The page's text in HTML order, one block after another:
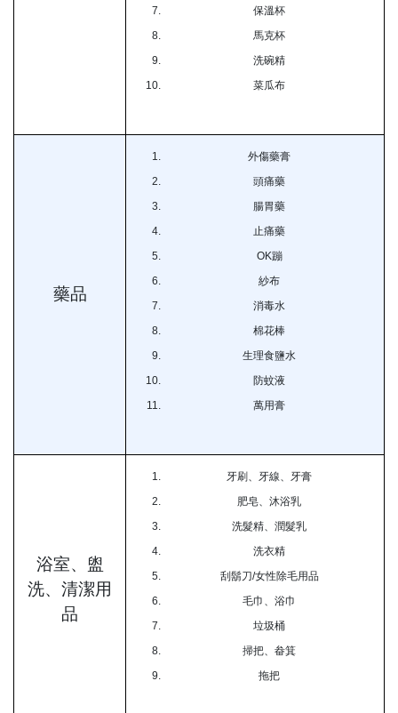
保溫杯
馬克杯
洗碗精
菜瓜布
藥品
外傷藥膏
頭痛藥
腸胃藥
止痛藥
OK蹦
紗布
消毒水
棉花棒
生理食鹽水
防蚊液
萬用膏
浴室、盥
洗、清潔用
品
牙刷、牙線、牙膏
肥皂、沐浴乳
洗髮精、潤髮乳
洗衣精
刮鬍刀/女性除毛用品
毛巾、浴巾
垃圾桶
掃把、畚箕
拖把